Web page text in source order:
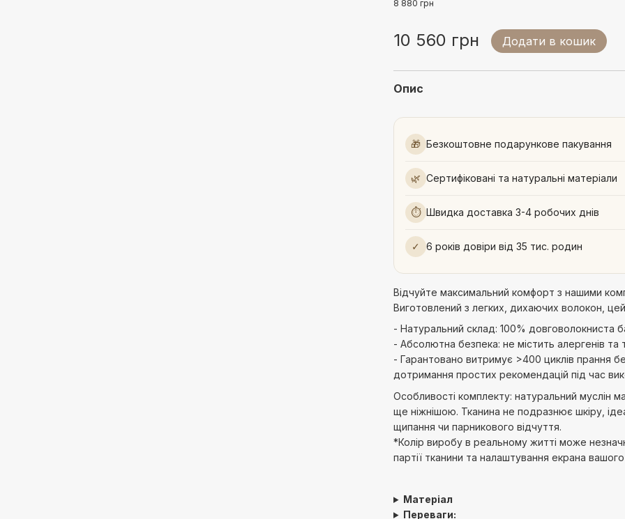
8 880 грн
10 560 грн Додати в кошик
Опис
🎁 Безкоштовне подарункове пакування
🌿 Сертифіковані та натуральні матеріали
⏱ Швидка доставка 3-4 робочих днів
✓ 6 років довіри від 35 тис. родин
Відчуйте максимальний комфорт з нашими
Виготовлений з легких, дихаючих волокон,
- Натуральний склад: 100% довговолокниста
- Абсолютна безпека: не містить алергенів та
- Гарантовано витримує >400 циклів прання
дотримання простих рекомендацій під час
Особливості комплекту: натуральний муслін
ще ніжнішою. Тканина не подразнює шкіру,
щипання чи парникового відчуття.
*Колір виробу в реальному житті може
партії тканини та налаштування екрана
Матеріал
Переваги: